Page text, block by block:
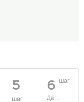
5
шаг
6 шаг
Данные